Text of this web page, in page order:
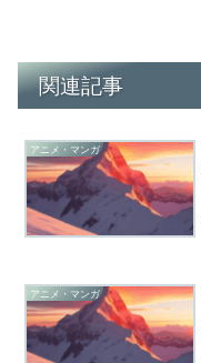
関連記事
アニメ・マンガ
アニメ・マンガ